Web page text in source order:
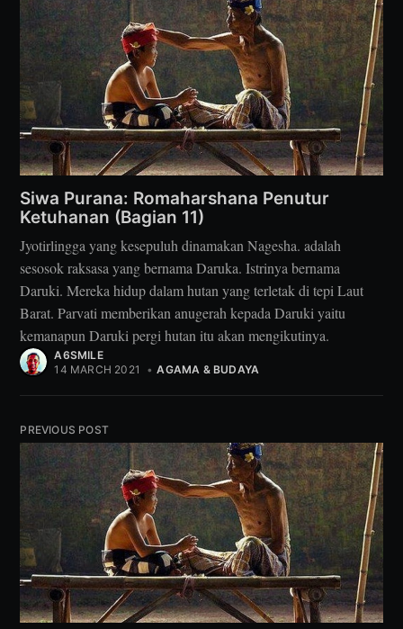
Siwa Purana: Romaharshana Penutur
Ketuhanan (Bagian 11)
Jyotirlingga yang kesepuluh dinamakan Nagesha. adalah
sesosok raksasa yang bernama Daruka. Istrinya bernama
Daruki. Mereka hidup dalam hutan yang terletak di tepi Laut
Barat. Parvati memberikan anugerah kepada Daruki yaitu
kemanapun Daruki pergi hutan itu akan mengikutinya.
A6SMILE
14 MARCH 2021
• AGAMA & BUDAYA
PREVIOUS POST